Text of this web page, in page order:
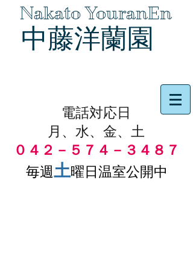
Nakato YouranEn
中藤洋蘭園
電話対応日
月、水、金、土
０４２－５７４－３４８７
毎週土曜日温室公開中